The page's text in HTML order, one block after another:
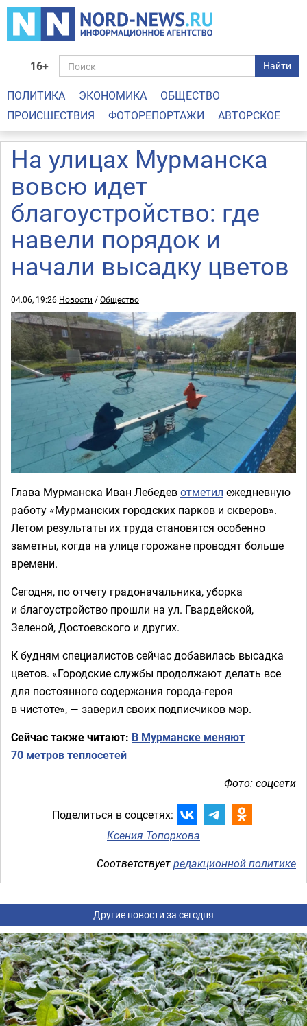
16+ Найти
ПОЛИТИКА ЭКОНОМИКА
ОБЩЕСТВО
ПРОИСШЕСТВИЯ
ФОТОРЕПОРТАЖИ АВТОРСКОЕ
На улицах Мурманска
вовсю идет
благоустройство: где
навели порядок и
начали высадку цветов
04.06, 19:26 Новости /Общество
Глава Мурманска Иван Лебедевотметил ежедневную
работу «Мурманских городских парков и скверов».
Летом результаты их труда становятся особенно
заметны, когда на улице горожане проводят больше
времени.
Сегодня, по отчету градоначальника, уборка
и благоустройство прошли на ул. Гвардейской,
Зеленой, Достоевского и других.
К будням специалистов сейчас добавилась высадка
цветов. «Городские службы продолжают делать все
для постоянного содержания города-героя
в чистоте», — заверил своих подписчиков мэр.
Сейчас также читают: В Мурманске меняют
70 метров теплосетей
Фото: соцсети
Поделиться в соцсетях:
Ксения Топоркова
Соответствуетредакционной политике
Другие новости за сегодня